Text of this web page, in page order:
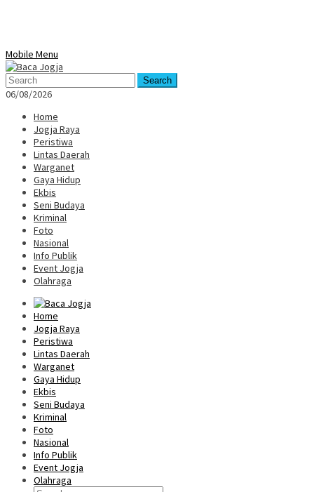
Mobile Menu
Search
06/08/2026
Home
Jogja Raya
Peristiwa
Lintas Daerah
Warganet
Gaya Hidup
Ekbis
Seni Budaya
Kriminal
Foto
Nasional
Info Publik
Event Jogja
Olahraga
Home
Jogja Raya
Peristiwa
Lintas Daerah
Warganet
Gaya Hidup
Ekbis
Seni Budaya
Kriminal
Foto
Nasional
Info Publik
Event Jogja
Olahraga